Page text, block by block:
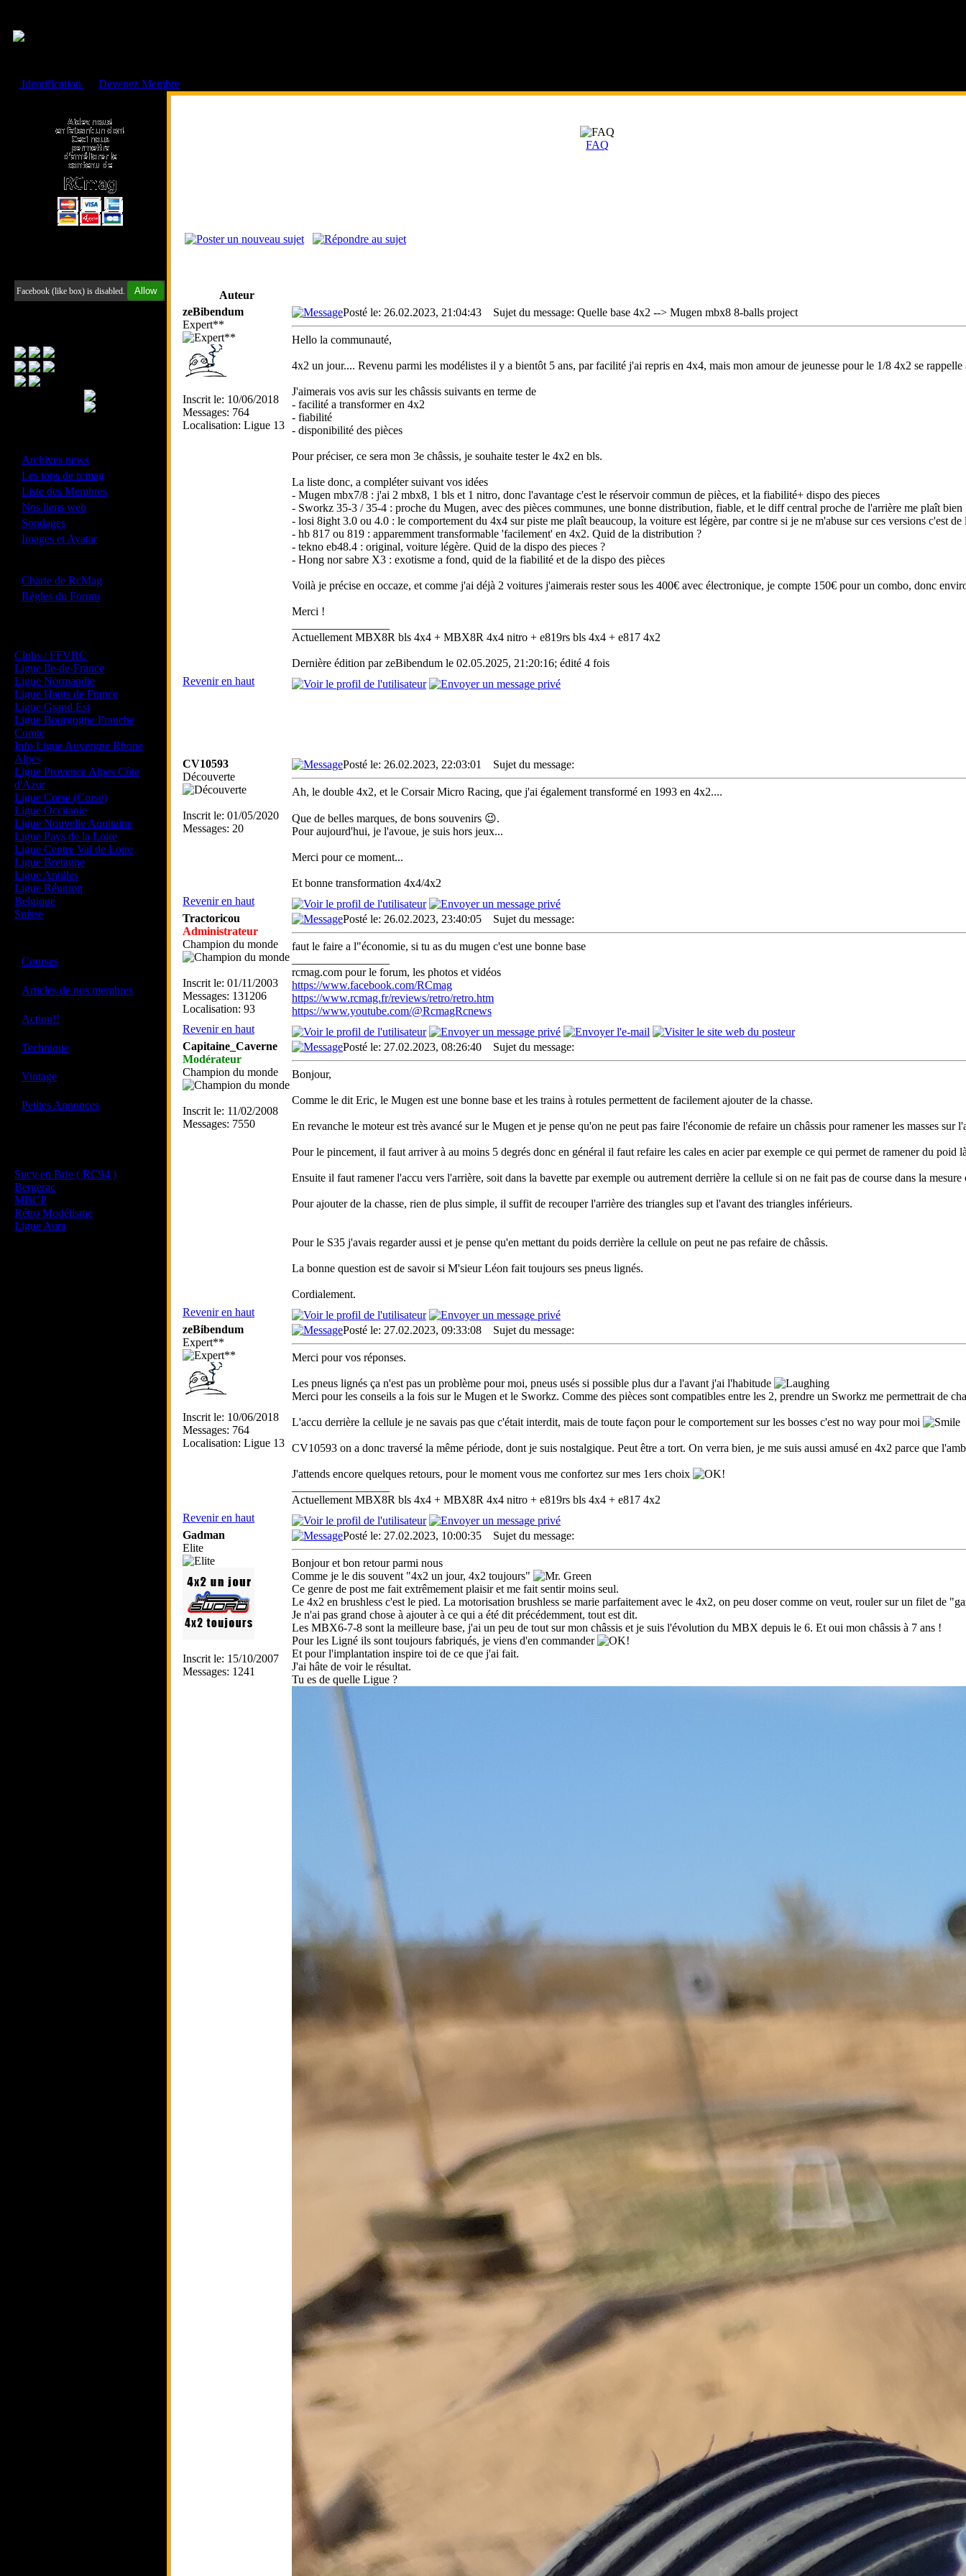
Identification
Devenez Membre
Facebook (like box) is disabled. Allow
Archives news
Les tops de rcmag
Liste des Membres
Nos liens web
Sondages
Images et Avatar
Charte de RcMag
Règles du Forum
Clubs / FFVRC
Ligue Ile-de-France
Ligue Normandie
Ligue Hauts de France
Ligue Grand Est
Ligue Bourgogne Franche
Comte
Info Ligue Auvergne Rhone
Alpes
Ligue Provence Alpes Côte
d'Azur
Ligue Corse (Corse)
Ligue Occitanie
Ligue Nouvelle Aquitaine
Ligue Pays de la Loire
Ligue Centre Val de Loire
Ligue Bretagne
Ligue Antilles
Ligue Réunion
Belgique
Suisse
Courses
Articles de nos membres
Action!!
Technique
Vintage
Petites Annonces
Sucy en Brie ( RC94 )
Bergerac
MBCP
Rétro Modélisme
Ligue Aura
FAQ
Auteur
zeBibendum
Expert**
Inscrit le: 10/06/2018
Messages: 764
Localisation: Ligue 13
Posté le: 26.02.2023, 21:04:43 Sujet du message: Quelle base 4x2 --> Mugen mbx8 8-balls project
Hello la communauté,
4x2 un jour.... Revenu parmi les modélistes il y a bientôt 5 ans, par facilité j'ai repris en 4x4, mais mon amour de jeunesse pour le 1/8 4x2 se rappelle
J'aimerais vos avis sur les châssis suivants en terme de
- facilité a transformer en 4x2
- fiabilité
- disponibilité des pièces
Pour préciser, ce sera mon 3e châssis, je souhaite tester le 4x2 en bls.
La liste donc, a compléter suivant vos idées
- Mugen mbx7/8 : j'ai 2 mbx8, 1 bls et 1 nitro, donc l'avantage c'est le réservoir commun de pièces, et la fiabilité+ dispo des pieces
- Sworkz 35-3 / 35-4 : proche du Mugen, avec des pièces communes, une bonne distribution, fiable, et le diff central proche de l'arrière me plaît bien
- losi 8ight 3.0 ou 4.0 : le comportement du 4x4 sur piste me plaît beaucoup, la voiture est légère, par contre si je ne m'abuse sur ces versions c'est
- hb 817 ou 819 : apparemment transformable 'facilement' en 4x2. Quid de la distribution ?
- tekno eb48.4 : original, voiture légère. Quid de la dispo des pieces ?
- Hong nor sabre X3 : exotisme a fond, quid de la fiabilité et de la dispo des pièces
Voilà je précise en occaze, et comme j'ai déjà 2 voitures j'aimerais rester sous les 400€ avec électronique, je compte 150€ pour un combo, donc
Merci !
Actuellement MBX8R bls 4x4 + MBX8R 4x4 nitro + e819rs bls 4x4 + e817 4x2
Dernière édition par zeBibendum le 02.05.2025, 21:20:16; édité 4 fois
Revenir en haut
CV10593
Découverte
Inscrit le: 01/05/2020
Messages: 20
Posté le: 26.02.2023, 22:03:01 Sujet du message:
Ah, le double 4x2, et le Corsair Micro Racing, que j'ai également transformé en 1993 en 4x2....
Que de belles marques, de bons souvenirs 😉.
Pour aujourd'hui, je l'avoue, je suis hors jeux...
Merci pour ce moment...
Et bonne transformation 4x4/4x2
Revenir en haut
Tractoricou
Administrateur
Champion du monde
Inscrit le: 01/11/2003
Messages: 131206
Localisation: 93
Posté le: 26.02.2023, 23:40:05 Sujet du message:
faut le faire a l"économie, si tu as du mugen c'est une bonne base
rcmag.com pour le forum, les photos et vidéos
https://www.facebook.com/RCmag
https://www.rcmag.fr/reviews/retro/retro.htm
https://www.youtube.com/@RcmagRcnews
Revenir en haut
Capitaine_Caverne
Modérateur
Champion du monde
Inscrit le: 11/02/2008
Messages: 7550
Posté le: 27.02.2023, 08:26:40 Sujet du message:
Bonjour,
Comme le dit Eric, le Mugen est une bonne base et les trains à rotules permettent de facilement ajouter de la chasse.
En revanche le moteur est très avancé sur le Mugen et je pense qu'on ne peut pas faire l'économie de refaire un châssis pour ramener les masses sur
Pour le pincement, il faut arriver à au moins 5 degrés donc en général il faut refaire les cales en acier par exemple ce qui permet de ramener du
Ensuite il faut ramener l'accu vers l'arrière, soit dans la bavette par exemple ou autrement derrière la cellule si on ne fait pas de course dans la
Pour ajouter de la chasse, rien de plus simple, il suffit de recouper l'arrière des triangles sup et l'avant des triangles inférieurs.
Pour le S35 j'avais regarder aussi et je pense qu'en mettant du poids derrière la cellule on peut ne pas refaire de châssis.
La bonne question est de savoir si M'sieur Léon fait toujours ses pneus lignés.
Cordialement.
Revenir en haut
zeBibendum
Expert**
Inscrit le: 10/06/2018
Messages: 764
Localisation: Ligue 13
Posté le: 27.02.2023, 09:33:08 Sujet du message:
Merci pour vos réponses.
Les pneus lignés ça n'est pas un problème pour moi, pneus usés si possible plus dur a l'avant j'ai l'habitude
Merci pour les conseils a la fois sur le Mugen et le Sworkz. Comme des pièces sont compatibles entre les 2, prendre un Sworkz me permettrait de
L'accu derrière la cellule je ne savais pas que c'était interdit, mais de toute façon pour le comportement sur les bosses c'est no way pour moi
CV10593 on a donc traversé la même période, dont je suis nostalgique. Peut être a tort. On verra bien, je me suis aussi amusé en 4x2 parce que
J'attends encore quelques retours, pour le moment vous me confortez sur mes 1ers choix
Actuellement MBX8R bls 4x4 + MBX8R 4x4 nitro + e819rs bls 4x4 + e817 4x2
Revenir en haut
Gadman
Elite
Inscrit le: 15/10/2007
Messages: 1241
Posté le: 27.02.2023, 10:00:35 Sujet du message:
Bonjour et bon retour parmi nous
Comme je le dis souvent "4x2 un jour, 4x2 toujours"
Ce genre de post me fait extrêmement plaisir et me fait sentir moins seul.
Le 4x2 en brushless c'est le pied. La motorisation brushless se marie parfaitement avec le 4x2, on peu doser comme on veut, rouler sur un filet de
Je n'ai pas grand chose à ajouter à ce qui a été dit précédemment, tout est dit.
Les MBX6-7-8 sont la meilleure base, j'ai un peu de tout sur mon châssis et je suis l'évolution du MBX depuis le 6. Et oui mon châssis à 7 ans !
Pour les Ligné ils sont toujours fabriqués, je viens d'en commander
Et pour l'implantation inspire toi de ce que j'ai fait.
J'ai hâte de voir le résultat.
Tu es de quelle Ligue ?